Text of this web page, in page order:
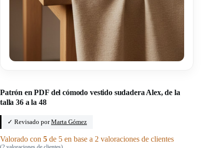
Patrón en PDF del cómodo vestido sudadera Alex, de la
talla 36 a la 48
✓ Revisado porMarta Gómez
Valorado con 5 de 5 en base a 2 valoraciones de clientes